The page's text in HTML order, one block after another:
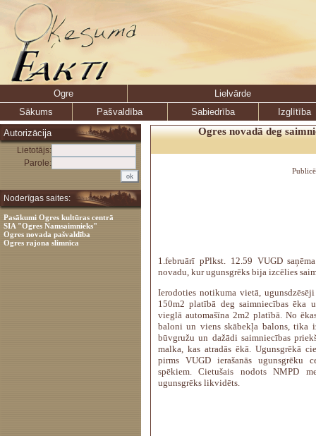
Ogre
Lielvārde
Sākums
Pašvaldība Sabiedrība
Izglītība
Autorizācija
Lietotājs:
Parole:
Noderīgas saites:
Pasākumi Ogres kultūras centrā
SIA "Ogres Namsaimnieks"
Ogres novada pašvaldība
Ogres rajona slimnīca
Ogres novadā deg
1.februārī pPlkst. 12.59 VUGD
novadu, kur ugunsgrēks bija izcēlies
Ierodoties notikuma vietā,
150m2 platībā deg saimniecības ēka
vieglā automašīna 2m2 platībā. No
baloni un viens skābekļa balons, tika
būvgružu un dažādi saimniecības
malka, kas atradās ēkā. Ugunsgrēkā
pirms VUGD ierašanās ugunsgrēku
spēkiem. Cietušais nodots NMPD
ugunsgrēks likvidēts.